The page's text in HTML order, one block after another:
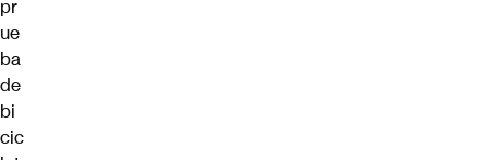
pr
ue
ba
de
bi
cic